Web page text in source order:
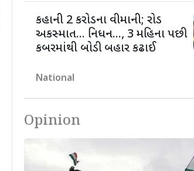
કહાની 2 કરોડના વીમાની; રોડ
અકસ્માત... નિધન..., 3 મહિના પછી
કબરમાંથી બોડી બહાર કઢાઈ
National
Opinion